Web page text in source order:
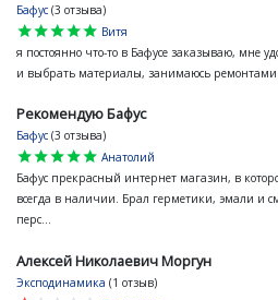
Бафус (3 отзыва)
star
star
star
star
star
Витя
я постоянно что-то в Бафусе заказываю, мне
и выбрать материалы, занимаюсь ремонтами
Рекомендую Бафус
Бафус (3 отзыва)
star
star
star
star
star
Анатолий
Бафус прекрасный интернет магазин, в
всегда в наличии. Брал герметики, эмали и
перс...
Алексей Николаевич Моргун
Эксподинамика (1 отзыв)